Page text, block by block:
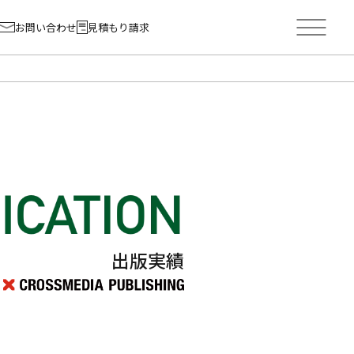
お問い合わせ 見積もり請求
出版実績